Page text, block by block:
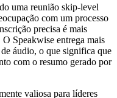
uma reunião skip-level
com um processo
precisa é mais
Speakwise entrega mais
áudio, o que significa que
com o resumo gerado por
valiosa para líderes